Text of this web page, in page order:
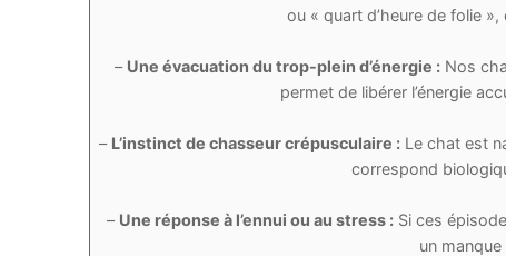
ou « quart d’heure de folie
– Une évacuation du trop-plein d’énergie : Nos
permet de libérer l’énergie
– L’instinct de chasseur crépusculaire :Le chat est
correspond
– Une réponse à l’ennui ou au stress : Si ces
un